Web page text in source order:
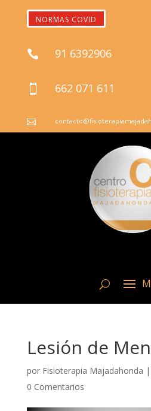
NORMAS COVID
 91 6392906
 662 071 611

Lesión de
por Fisioterapia Majadahonda |
0 Comentarios